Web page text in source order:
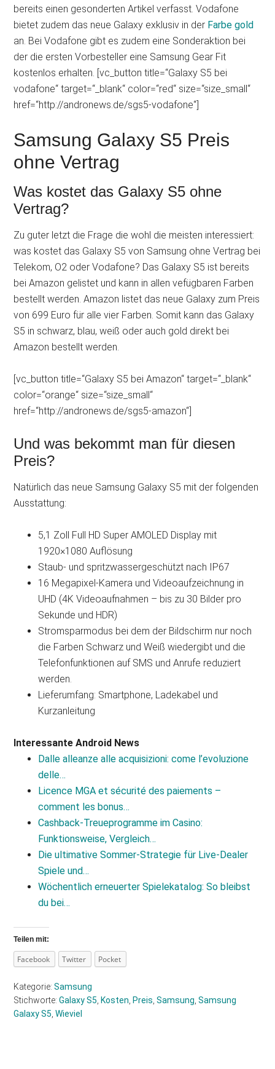
bereits einen gesonderten Artikel verfasst. Vodafone
bietet zudem das neue Galaxy exklusiv in der Farbe gold
an. Bei Vodafone gibt es zudem eine Sonderaktion bei
der die ersten Vorbesteller eine Samsung Gear Fit
kostenlos erhalten. [vc_button title=“Galaxy S5 bei
vodafone“ target=“_blank“ color=“red“ size=“size_small“
href=“http://andronews.de/sgs5-vodafone“]
Samsung Galaxy S5 Preis
ohne Vertrag
Was kostet das Galaxy S5 ohne
Vertrag?
Zu guter letzt die Frage die wohl die meisten interessiert:
was kostet das Galaxy S5 von Samsung ohne Vertrag bei
Telekom, O2 oder Vodafone? Das Galaxy S5 ist bereits
bei Amazon gelistet und kann in allen vefügbaren Farben
bestellt werden. Amazon listet das neue Galaxy zum Preis
von 699 Euro für alle vier Farben. Somit kann das Galaxy
S5 in schwarz, blau, weiß oder auch gold direkt bei
Amazon bestellt werden.
[vc_button title=“Galaxy S5 bei Amazon“ target=“_blank“
color=“orange“ size=“size_small“
href=“http://andronews.de/sgs5-amazon“]
Und was bekommt man für diesen
Preis?
Natürlich das neue Samsung Galaxy S5 mit der folgenden
Ausstattung:
5,1 Zoll Full HD Super AMOLED Display mit
1920×1080 Auflösung
Staub- und spritzwassergeschützt nach IP67
16 Megapixel-Kamera und Videoaufzeichnung in
UHD (4K Videoaufnahmen – bis zu 30 Bilder pro
Sekunde und HDR)
Stromsparmodus bei dem der Bildschirm nur noch
die Farben Schwarz und Weiß wiedergibt und die
Telefonfunktionen auf SMS und Anrufe reduziert
werden.
Lieferumfang: Smartphone, Ladekabel und
Kurzanleitung
Interessante Android News
Dalle alleanze alle acquisizioni: come l’evoluzione
delle…
Licence MGA et sécurité des paiements –
comment les bonus…
Cashback-Treueprogramme im Casino:
Funktionsweise, Vergleich…
Die ultimative Sommer‑Strategie für Live‑Dealer
Spiele und…
Wöchentlich erneuerter Spielekatalog: So bleibst
du bei…
Teilen mit:
Facebook Twitter Pocket
Kategorie:Samsung
Stichworte:Galaxy S5 Kosten Preis ,Samsung ,Samsung
Galaxy S5 ,Wieviel